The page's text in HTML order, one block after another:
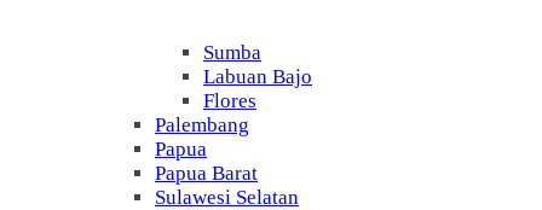
Sumba
Labuan Bajo
Flores
Palembang
Papua
Papua Barat
Sulawesi Selatan